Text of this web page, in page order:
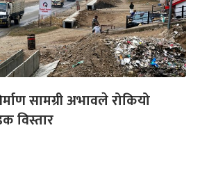
सामग्री अभावले रोकियो
विस्तार